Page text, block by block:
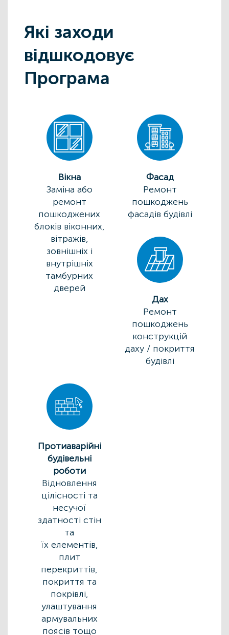
Які заходи
відшкодовує
Програма
Вікна
Заміна або
ремонт
пошкоджених
блоків віконних,
вітражів,
зовнішніх і
внутрішніх
тамбурних
дверей
Фасад
Ремонт
пошкоджень
фасадів будівлі
Дах
Ремонт
пошкоджень
конструкцій
даху / покриття
будівлі
Протиаварійні
будівельні
роботи
Відновлення
цілісності та
несучої
здатності стін
та
їх елементів,
плит
перекриттів,
покриття та
покрівлі,
улаштування
армувальних
поясів тощо